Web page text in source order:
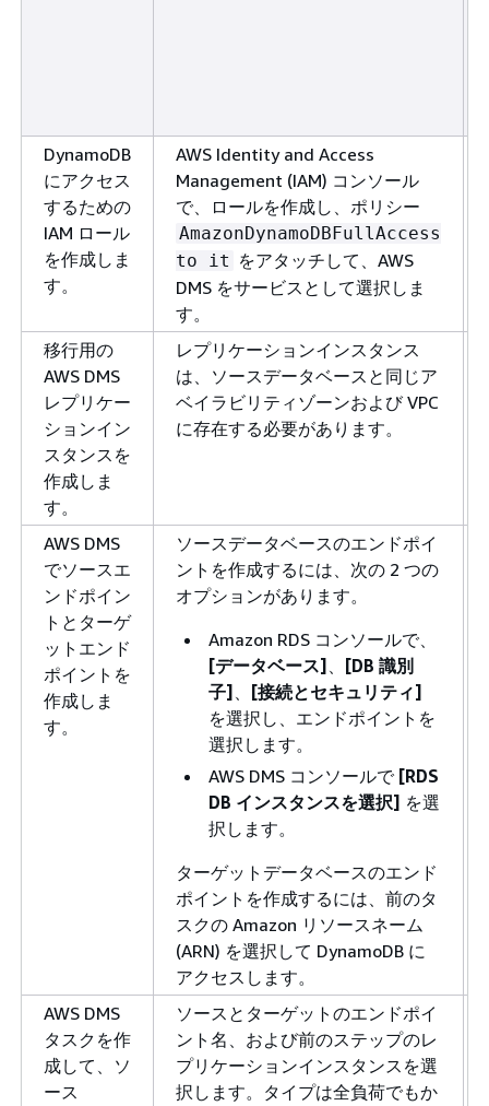
DynamoDB
にアクセス
するための
IAM ロール
を作成しま
す。
AWS Identity and Access
Management (IAM) コンソール
で、ロールを作成し、ポリシー
AmazonDynamoDBFullAccess
to it をアタッチして、AWS
DMS をサービスとして選択しま
す。
移行用の
AWS DMS
レプリケー
ションイン
スタンスを
作成しま
す。
レプリケーションインスタンス
は、ソースデータベースと同じア
ベイラビリティゾーンおよび VPC
に存在する必要があります。
AWS DMS
でソースエ
ンドポイン
トとターゲ
ットエンド
ポイントを
作成しま
す。
ソースデータベースのエンドポイ
ントを作成するには、次の 2 つの
オプションがあります。
Amazon RDS コンソールで、
[データベース] 、
[DB 識別
子] 、
[接続とセキュリティ]
を選択し、エンドポイントを
選択します。
AWS DMS コンソールで [RDS
DB インスタンスを選択] を選
択します。
ターゲットデータベースのエンド
ポイントを作成するには、前のタ
スクの Amazon リソースネーム
(ARN) を選択して DynamoDB に
アクセスします。
AWS DMS
タスクを作
成して、ソ
ース
ソースとターゲットのエンドポイ
ント名、および前のステップのレ
プリケーションインスタンスを選
択します。タイプは全負荷でもか